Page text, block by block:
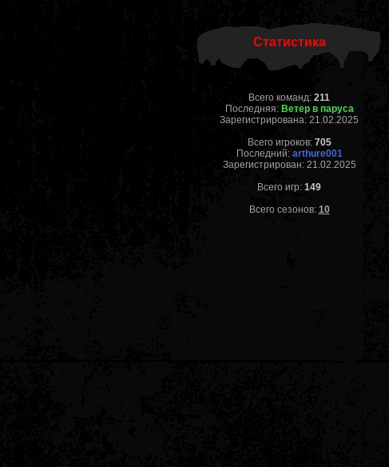
Статистика
Всего команд: 211
Последняя: Ветер в паруса
Зарегистрирована: 21.02.2025
Всего игроков: 705
Последний: arthure001
Зарегистрирован: 21.02.2025
Всего игр: 149
Всего сезонов: 10